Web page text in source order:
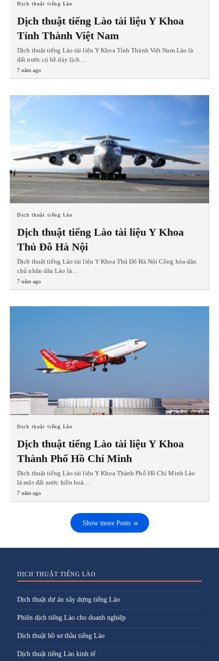
Dịch thuật tiếng Lào
Dịch thuật tiếng Lào tài liệu Y Khoa
Tỉnh Thành Việt Nam
Dịch thuật tiếng Lào tài liệu Y Khoa Tỉnh Thành Việt Nam Lào là
đất nước có bề dày lịch…
7 năm ago
Dịch thuật tiếng Lào
Dịch thuật tiếng Lào tài liệu Y Khoa
Thủ Đô Hà Nội
Dịch thuật tiếng Lào tài liệu Y Khoa Thủ Đô Hà Nội Cộng hòa dân
chủ nhân dân Lào là…
7 năm ago
Dịch thuật tiếng Lào
Dịch thuật tiếng Lào tài liệu Y Khoa
Thành Phố Hồ Chí Minh
Dịch thuật tiếng Lào tài liệu Y Khoa Thành Phố Hồ Chí Minh Lào
là một đất nước hiền hoà…
7 năm ago
Show more Posts
DỊCH THUẬT TIẾNG LÀO
Dịch thuật dự án xây dựng tiếng Lào
Phiên dịch tiếng Lào cho doanh nghiệp
Dịch thuật hồ sơ thầu tiếng Lào
Dịch thuật tiếng Lào kinh tế